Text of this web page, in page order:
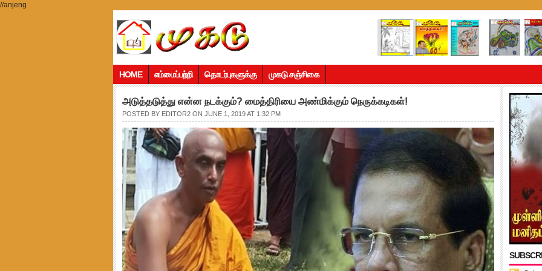
//anjeng
HOME எம்மைப்பற்றி தொடர்புகளுக்கு முகடு சஞ்சிகை
அடுத்தடுத்து என்ன நடக்கும்? மைத்திரியை அண்மிக்கும் நெருக்கடிகள்!
POSTED BY EDITOR2 ON JUNE 1, 2019 AT 1:32 PM